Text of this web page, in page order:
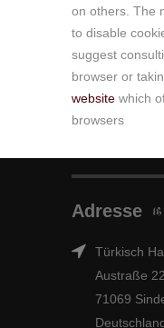
on others. The
to disable
suggest
browser or
website which
browsers
Adresse
Türkisch
Austraße 22
71069